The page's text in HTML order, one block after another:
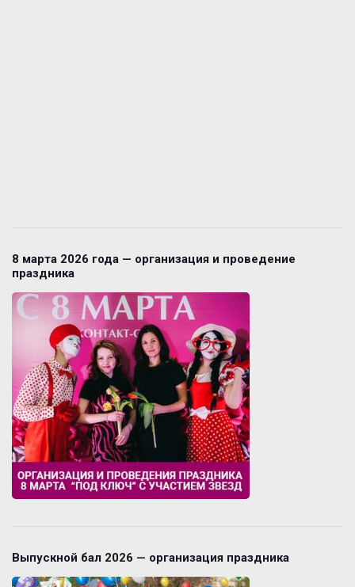
8 марта 2026 года — организация и проведение
праздника
Выпускной бал 2026 — организация праздника